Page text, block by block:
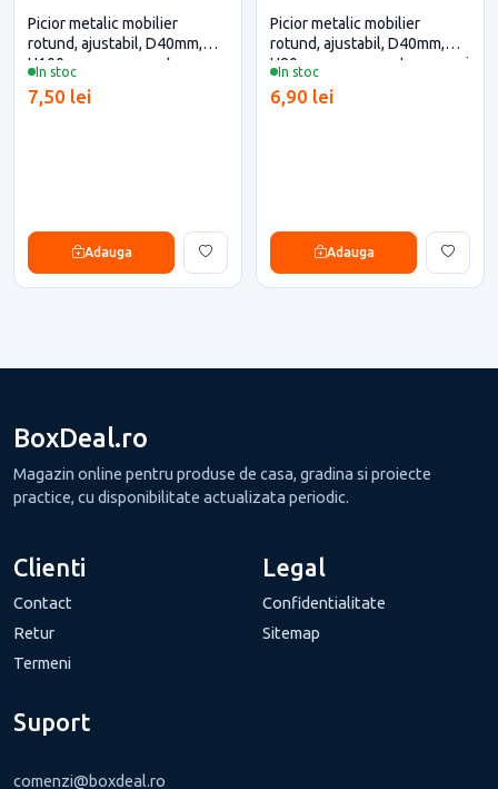
In stoc
Picior metalic mobilier
rotund, ajustabil, D40mm,
H100mm, negru pentru casa
7,50 lei
Adauga
In stoc
Picior metalic mobilier
rotund, ajustabil, D40mm,
H80mm, negru pentru casa si
6,90 lei
Adauga
BoxDeal.ro
Magazin online pentru produse de casa, gradina si proiecte
practice, cu disponibilitate actualizata periodic.
Clienti
Contact
Retur
Termeni
Legal
Confidentialitate
Sitemap
Suport
comenzi@boxdeal.ro